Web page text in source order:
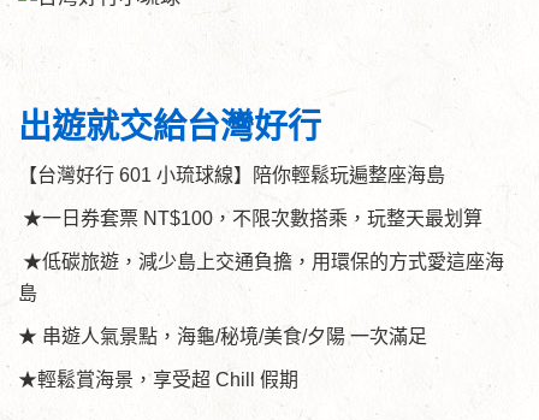
出遊就交給台灣好行
【台灣好行 601 小琉球線】陪你輕鬆玩遍整座海島
★一日券套票 NT$100，不限次數搭乘，玩整天最划算
★低碳旅遊，減少島上交通負擔，用環保的方式愛這座海
島
★ 串遊人氣景點，海龜/秘境/美食/夕陽 一次滿足
★輕鬆賞海景，享受超 Chill 假期